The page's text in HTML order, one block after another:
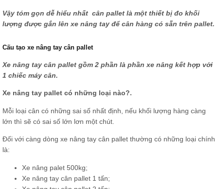
Vậy tóm gọn dễ hiểu nhất cân pallet là một thiết bị đo khối
lượng được gắn lên xe nâng tay để cân hàng có sẵn trên pallet.
Cấu tạo xe nâng tay cân pallet
Xe nâng tay cân pallet gồm 2 phần là phần xe nâng kết hợp với
1 chiếc máy cân.
Xe nâng tay pallet có những loại nào?.
Mỗi loại cân có những sai số nhất định, nếu khối lượng hàng càng
lớn thì sẽ có sai số lớn lơn một chút.
Đối với càng dòng xe nâng tay cân pallet thường có những loại chính
là:
Xe nâng palet 500kg;
Xe nâng tay cân pallet 1 tấn;